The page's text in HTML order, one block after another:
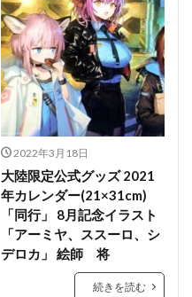
2022年3月18日
大陸限定公式グッズ 2021
年カレンダー(21×31cm)
「同行」 8月記念イラスト
「アーミヤ、ススーロ、シ
デロカ」 絵師 将
続きを読む